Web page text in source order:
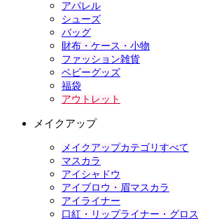
アパレル
シューズ
バッグ
財布・ケース・小物
ファッション雑貨
ベビーグッズ
福袋
アウトレット
メイクアップ
メイクアップカテゴリすべて
マスカラ
アイシャドウ
アイブロウ・眉マスカラ
アイライナー
口紅・リップライナー・グロス